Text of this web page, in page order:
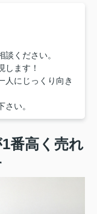
ください。
します！
人にじっくり向き
い。
番高く売れ